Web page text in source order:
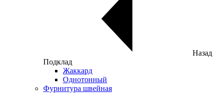
Назад
Подклад
Жаккард
Однотонный
Фурнитура швейная